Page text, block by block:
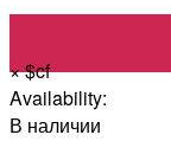
×$cf
Availability:
В наличии